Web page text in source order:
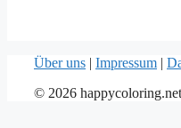
Über uns | Impressum |
© 2026 happycoloring.net